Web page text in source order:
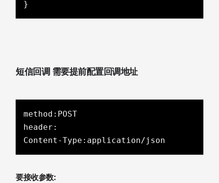
}
短信回调 需要提前配置回调地址
method:POST
header:
Content-Type:application/json
要接收参数: